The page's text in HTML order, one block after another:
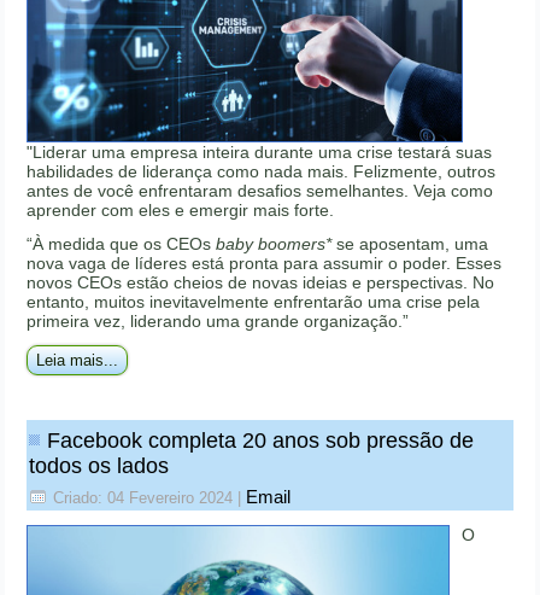
"Liderar uma empresa inteira durante uma crise testará suas
habilidades de liderança como nada mais. Felizmente, outros
antes de você enfrentaram desafios semelhantes. Veja como
aprender com eles e emergir mais forte.
“À medida que os CEOsbaby boomers*se aposentam, uma
nova vaga de líderes está pronta para assumir o poder. Esses
novos CEOs estão cheios de novas ideias e perspectivas. No
entanto, muitos inevitavelmente enfrentarão uma crise pela
primeira vez, liderando uma grande organização.”
Leia mais...
Facebook completa 20 anos sob pressão de
todos os lados
Criado: 04 Fevereiro 2024 Email
O